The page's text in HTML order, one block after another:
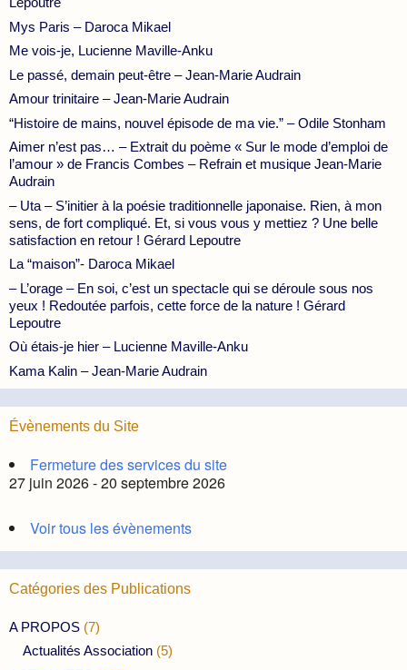
Mys Paris – Daroca Mikael
Me vois-je, Lucienne Maville-Anku
Le passé, demain peut-être – Jean-Marie Audrain
Amour trinitaire – Jean-Marie Audrain
“Histoire de mains, nouvel épisode de ma vie.” – Odile Stonham
Aimer n’est pas… – Extrait du poème « Sur le mode d’emploi de
l’amour » de Francis Combes – Refrain et musique Jean-Marie
Audrain
– Uta – S’initier à la poésie traditionnelle japonaise. Rien, à mon
sens, de fort compliqué. Et, si vous vous y mettiez ? Une belle
satisfaction en retour ! Gérard Lepoutre
La “maison”- Daroca Mikael
– L’orage – En soi, c’est un spectacle qui se déroule sous nos
yeux ! Redoutée parfois, cette force de la nature ! Gérard
Lepoutre
Où étais-je hier – Lucienne Maville-Anku
Kama Kalin – Jean-Marie Audrain
Évènements du Site
Fermeture des services du site
27 juin 2026 - 20 septembre 2026
Voir tous les évènements
Catégories des Publications
A PROPOS (7)
Actualités Association (5)